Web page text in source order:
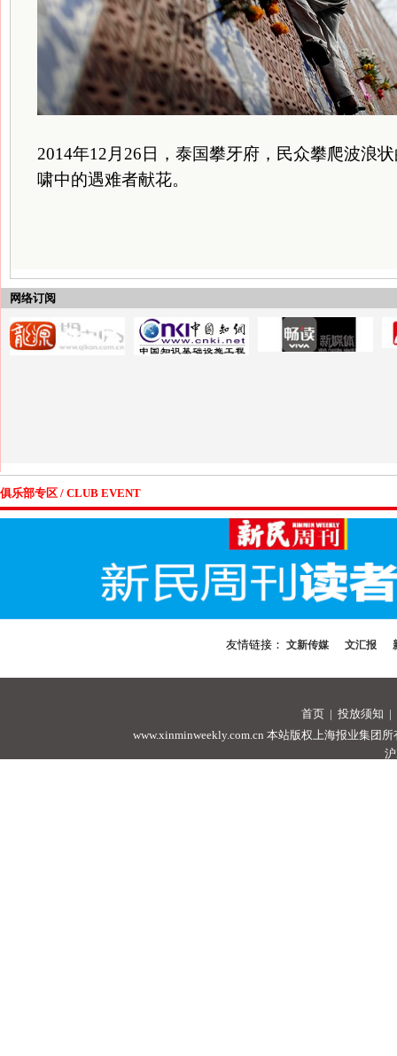
2014年12月26日，泰国攀牙府，民众攀爬波浪
啸中的遇难者献花。
网络订阅
俱乐部专区 / CLUB EVENT
友情链接： 文新传媒 文汇报
首页 | 投放须知 |
www.xinminweekly.com.cn 本站版权上海报业集团所